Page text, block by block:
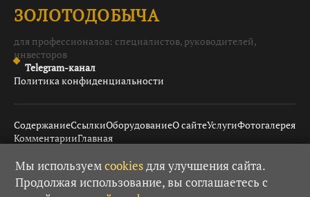
ЗОЛОТОДОБЫЧА
для профессионалов: специалистов, руководителей,
инвесторов
Telegram-канал
Политика конфиденциальности
СодержаниеСсылкиОборудованиеО сайтеУслугиФотогалерея
КомментарииГлавная
© 2008–2026 Золотодобыча · 18+ · При использовании
Мы используемcookiesдля улучшения сайта.
Продолжая использование, вы соглашаетесь с